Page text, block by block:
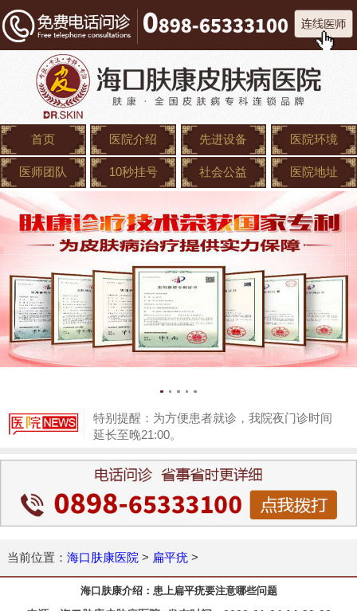
首页 医院介绍 先进设备 医院环境
医师团队 10秒挂号 社会公益 医院地址
特别提醒：为方便患者就诊，我院夜门诊时间
延长至晚21:00。
当前位置： 海口肤康医院 > 扁平疣>
海口肤康介绍：患上扁平疣要注意哪些问题